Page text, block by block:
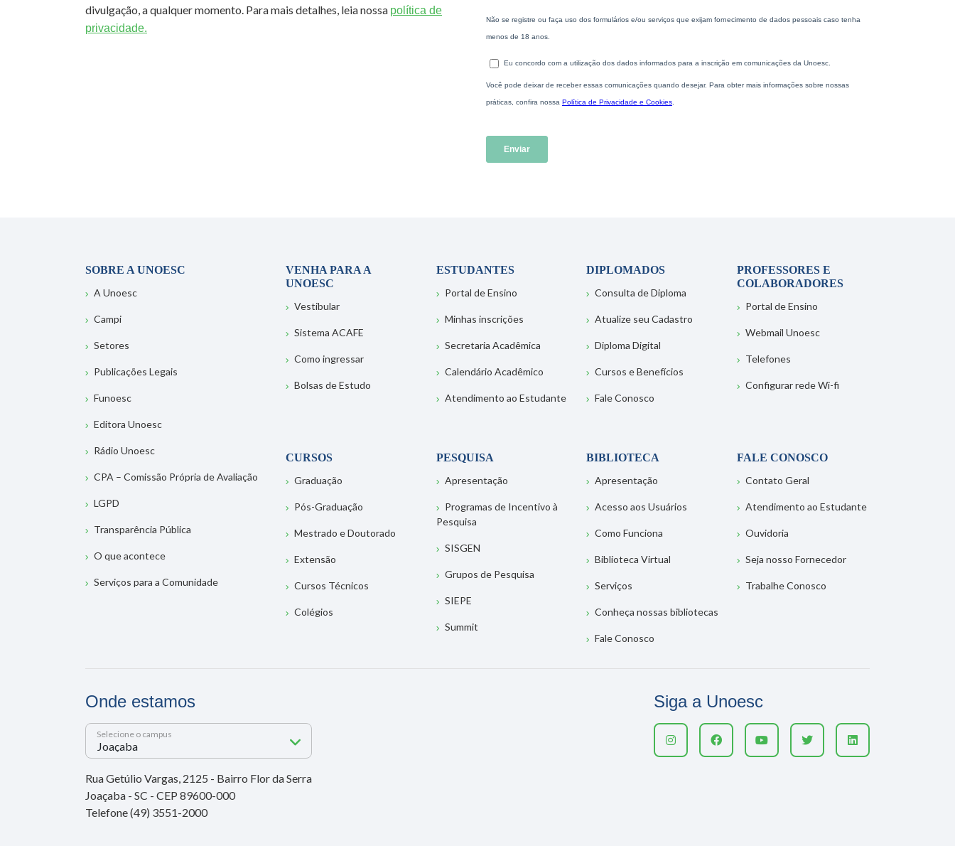
divulgação, a qualquer momento. Para mais detalhes, leia nossa política de
privacidade.
SOBRE A UNOESC
A Unoesc
Campi
Setores
Publicações Legais
Funoesc
Editora Unoesc
Rádio Unoesc
CPA – Comissão Própria de Avaliação
LGPD
Transparência Pública
O que acontece
Serviços para a Comunidade
VENHA PARA A
UNOESC
Vestibular
Sistema ACAFE
Como ingressar
Bolsas de Estudo
ESTUDANTES
Portal de Ensino
Minhas inscrições
Secretaria Acadêmica
Calendário Acadêmico
Atendimento ao Estudante
DIPLOMADOS
Consulta de Diploma
Atualize seu Cadastro
Diploma Digital
Cursos e Benefícios
Fale Conosco
PROFESSORES E
COLABORADORES
Portal de Ensino
Webmail Unoesc
Telefones
Configurar rede Wi-fi
CURSOS
Graduação
Pós-Graduação
Mestrado e Doutorado
Extensão
Cursos Técnicos
Colégios
PESQUISA
Apresentação
Programas de Incentivo à
Pesquisa
SISGEN
Grupos de Pesquisa
SIEPE
Summit
BIBLIOTECA
Apresentação
Acesso aos Usuários
Como Funciona
Biblioteca Virtual
Serviços
Conheça nossas bibliotecas
Fale Conosco
FALE CONOSCO
Contato Geral
Atendimento ao Estudante
Ouvidoria
Seja nosso Fornecedor
Trabalhe Conosco
Onde estamos
Selecione o campus
Rua Getúlio Vargas, 2125 - Bairro Flor da Serra
Joaçaba - SC - CEP 89600-000
Telefone (49) 3551-2000
Siga a Unoesc